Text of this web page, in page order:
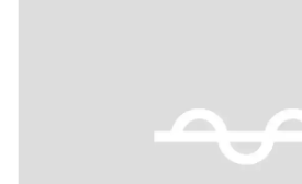
Previous slide